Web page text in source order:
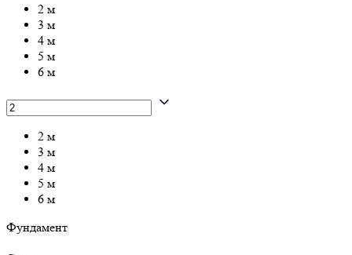
2 м
3 м
4 м
5 м
6 м
2 м
3 м
4 м
5 м
6 м
Фундамент